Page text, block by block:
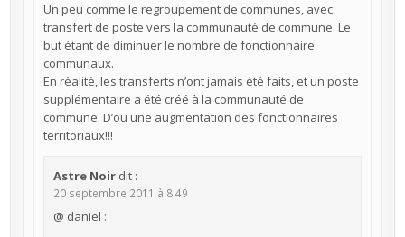
Un peu comme le regroupement de communes, avec
transfert de poste vers la communauté de commune. Le
but étant de diminuer le nombre de fonctionnaire
communaux.
En réalité, les transferts n’ont jamais été faits, et un poste
supplémentaire a été créé à la communauté de
commune. D’ou une augmentation des fonctionnaires
territoriaux!!!
Astre Noir dit :
20 septembre 2011 à 8:49
@ daniel :